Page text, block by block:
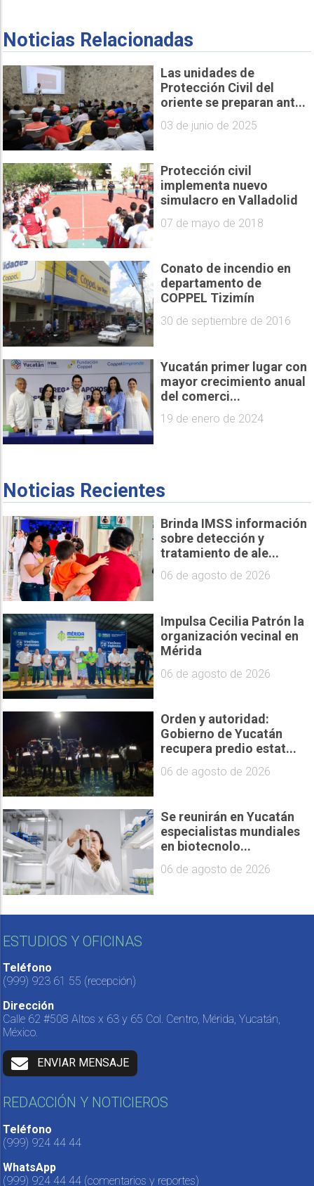
Noticias Relacionadas
Las unidades de
Protección Civil del
oriente se preparan ant...
03 de junio de 2025
Protección civil
implementa nuevo
simulacro en Valladolid
07 de mayo de 2018
Conato de incendio en
departamento de
COPPEL Tizimín
30 de septiembre de 2016
Yucatán primer lugar con
mayor crecimiento anual
del comerci...
19 de enero de 2024
Noticias Recientes
Brinda IMSS información
sobre detección y
tratamiento de ale...
06 de agosto de 2026
Impulsa Cecilia Patrón la
organización vecinal en
Mérida
06 de agosto de 2026
Orden y autoridad:
Gobierno de Yucatán
recupera predio estat...
06 de agosto de 2026
Se reunirán en Yucatán
especialistas mundiales
en biotecnolo...
06 de agosto de 2026
ESTUDIOS Y OFICINAS
Teléfono
(999) 923 61 55 (recepción)
Dirección
Calle 62 #508 Altos x 63 y 65 Col. Centro, Mérida, Yucatán,
México.
ENVIAR MENSAJE
REDACCIÓN Y NOTICIEROS
Teléfono
(999) 924 44 44
WhatsApp
(999) 924 44 44 (comentarios y reportes)